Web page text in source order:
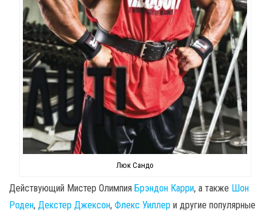
Люк Сандо
Действующий Мистер Олимпия Брэндон Карри, а также Шон
Роден, Декстер Джексон, Флекс Уиллер и другие популярные